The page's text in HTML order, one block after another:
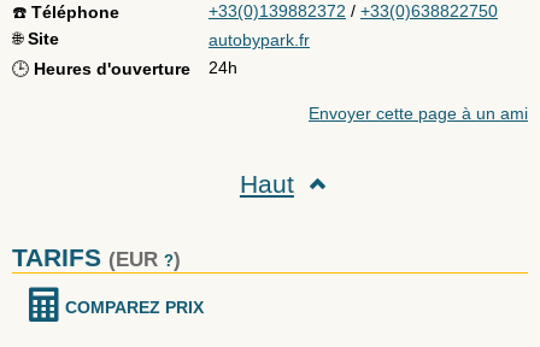
☎️ Téléphone +33(0)139882372 / +33(0)638822750
🌐Site
autobypark.fr
🕒 Heures d'ouverture 24h
Envoyer cette page à un ami
Haut
TARIFS (EUR ?)
COMPAREZ PRIX